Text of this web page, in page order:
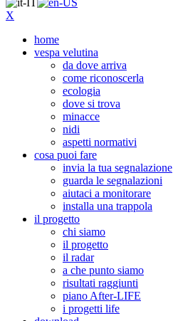
X
home
vespa velutina
da dove arriva
come riconoscerla
ecologia
dove si trova
minacce
nidi
aspetti normativi
cosa puoi fare
invia la tua segnalazione
guarda le segnalazioni
aiutaci a monitorare
installa una trappola
il progetto
chi siamo
il progetto
il radar
a che punto siamo
risultati raggiunti
piano After-LIFE
i progetti life